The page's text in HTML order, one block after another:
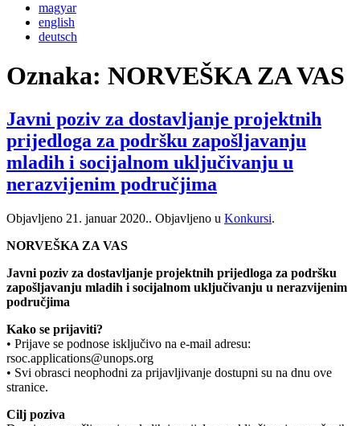
magyar
english
deutsch
Oznaka: NORVEŠKA ZA VAS
Javni poziv za dostavljanje projektnih
prijedloga za podršku zapošlјavanju
mladih i socijalnom uklјučivanju u
nerazvijenim područjima
Objavljeno 21. januar 2020.. Objavljeno u Konkursi.
NORVEŠKA ZA VAS
Javni poziv za dostavljanje projektnih prijedloga za podršku
zapošlјavanju mladih i socijalnom uklјučivanju u nerazvijenim
područjima
Kako se prijaviti?
• Prijave se podnose isključivo na e-mail adresu:
rsoc.applications@unops.org
• Svi obrasci neophodni za prijavljivanje dostupni su na dnu ove
stranice.
Cilj poziva